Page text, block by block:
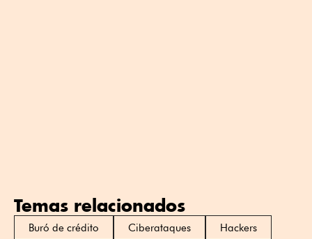
Temas relacionados
Buró de crédito Ciberataques Hackers